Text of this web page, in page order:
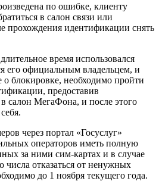
по ошибке, клиенту
в салон связи или
прохождения идентификации снять
время использовался
его официальным владельцем, и
блокировке, необходимо пройти
предоставив
салон МегаФона, и после этого
через портал «Госуслуг»
операторов иметь полную
за ними сим-картах и в случае
отказаться от ненужных
до 1 ноября текущего года.